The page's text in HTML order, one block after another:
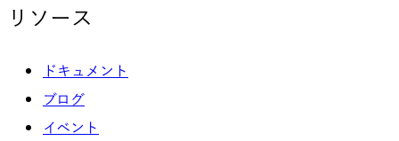
リソース
ドキュメント
ブログ
イベント